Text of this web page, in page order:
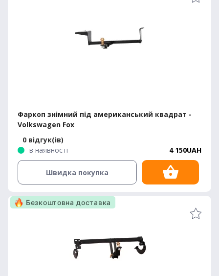
Фаркоп знімний під американський квадрат -
Volkswagen Fox
0 відгук(ів)
в наявності
4 150UAH
Швидка покупка
Безкоштовна доставка